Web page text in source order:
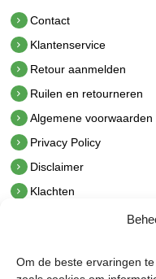
Om de beste ervaringen
Contact
Klantenservice
Retour aanmelden
Ruilen en retourneren
Algemene voorwaarden
Privacy Policy
Disclaimer
Klachten
hetindustriehuis B.V.
De Hoek 1 1601 MR